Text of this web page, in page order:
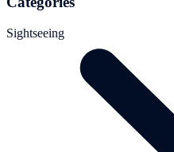
Sightseeing